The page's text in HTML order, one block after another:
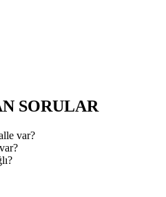
SORULAR
var?